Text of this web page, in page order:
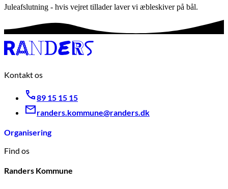
Juleafslutning - hvis vejret tillader laver vi æbleskiver på bål.
Kontakt os
89 15 15 15
randers.kommune@randers.dk
Organisering
Find os
Randers Kommune